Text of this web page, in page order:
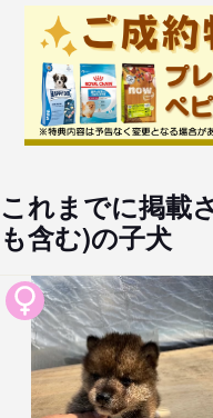
これまでに掲載
も含む)の子犬